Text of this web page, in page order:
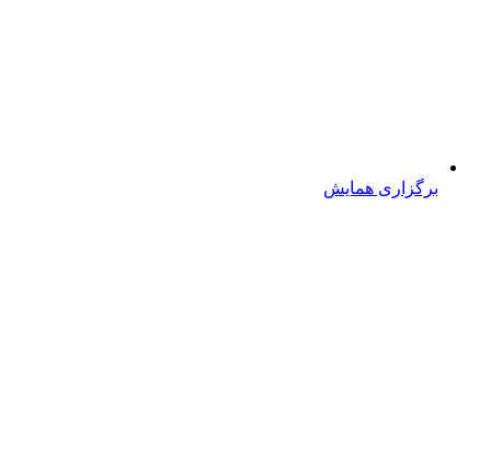
برگزاری همایش